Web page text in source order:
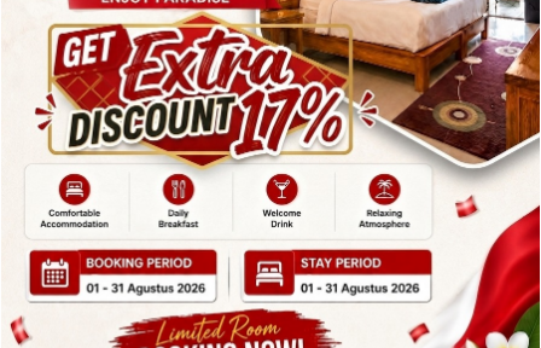
sempurna jika Anda beristirahat di hotel Candidasa
Bali yang menawarkan pemandangan laut yang
indah. Candidasa, yang berada di Kabupaten
Karangasem, merupakan tempat yang relatif damai
dan terpisah dari kesemrawutan kota. Adanya
kawasan…
Read More